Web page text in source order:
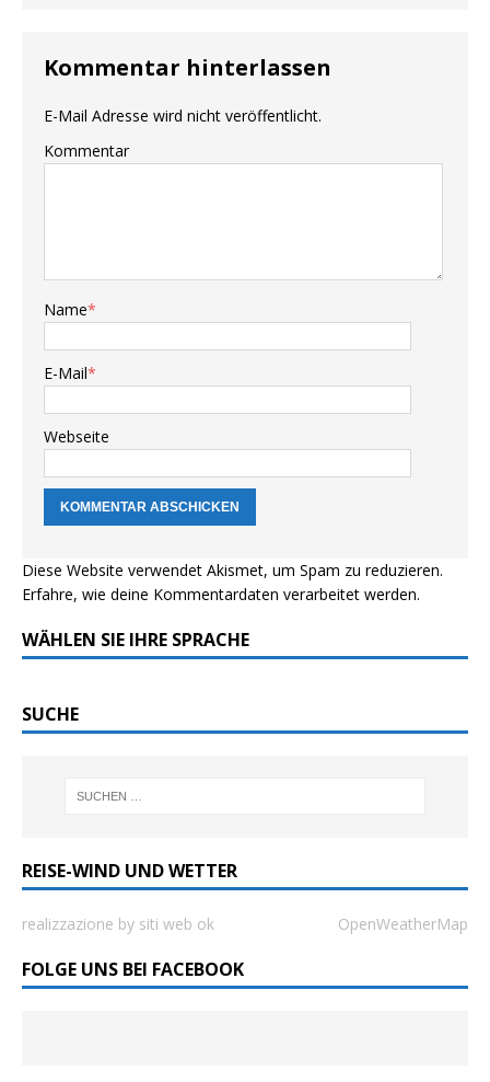
Kommentar hinterlassen
E-Mail Adresse wird nicht veröffentlicht.
Kommentar
Name*
E-Mail*
Webseite
Diese Website verwendet Akismet, um Spam zu reduzieren.
Erfahre, wie deine Kommentardaten verarbeitet werden.
WÄHLEN SIE IHRE SPRACHE
SUCHE
REISE-WIND UND WETTER
realizzazione by siti web ok OpenWeatherMap
FOLGE UNS BEI FACEBOOK